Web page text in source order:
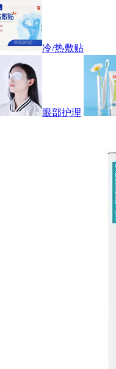
冷/热敷贴
眼部护理